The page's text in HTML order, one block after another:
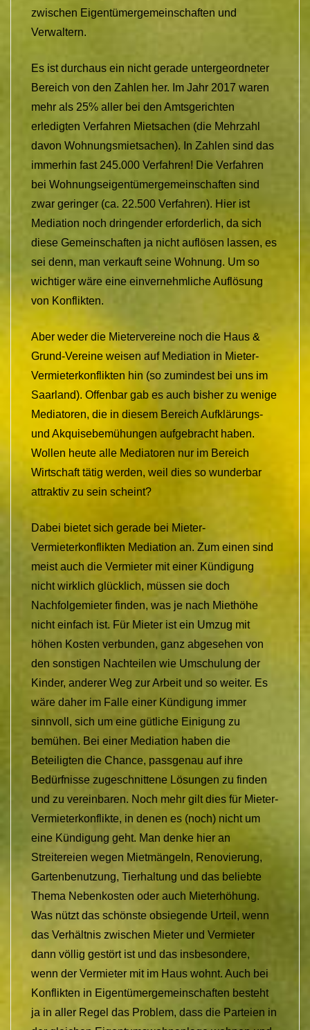
zwischen Eigentümergemeinschaften und
Verwaltern.
Es ist durchaus ein nicht gerade untergeordneter
Bereich von den Zahlen her. Im Jahr 2017 waren
mehr als 25% aller bei den Amtsgerichten
erledigten Verfahren Mietsachen (die Mehrzahl
davon Wohnungsmietsachen). In Zahlen sind das
immerhin fast 245.000 Verfahren! Die Verfahren
bei Wohnungseigentümergemeinschaften sind
zwar geringer (ca. 22.500 Verfahren). Hier ist
Mediation noch dringender erforderlich, da sich
diese Gemeinschaften ja nicht auflösen lassen, es
sei denn, man verkauft seine Wohnung. Um so
wichtiger wäre eine einvernehmliche Auflösung
von Konflikten.
Aber weder die Mietervereine noch die Haus &
Grund-Vereine weisen auf Mediation in Mieter-
Vermieterkonflikten hin (so zumindest bei uns im
Saarland). Offenbar gab es auch bisher zu wenige
Mediatoren, die in diesem Bereich Aufklärungs-
und Akquisebemühungen aufgebracht haben.
Wollen heute alle Mediatoren nur im Bereich
Wirtschaft tätig werden, weil dies so wunderbar
attraktiv zu sein scheint?
Dabei bietet sich gerade bei Mieter-
Vermieterkonflikten Mediation an. Zum einen sind
meist auch die Vermieter mit einer Kündigung
nicht wirklich glücklich, müssen sie doch
Nachfolgemieter finden, was je nach Miethöhe
nicht einfach ist. Für Mieter ist ein Umzug mit
höhen Kosten verbunden, ganz abgesehen von
den sonstigen Nachteilen wie Umschulung der
Kinder, anderer Weg zur Arbeit und so weiter. Es
wäre daher im Falle einer Kündigung immer
sinnvoll, sich um eine gütliche Einigung zu
bemühen. Bei einer Mediation haben die
Beteiligten die Chance, passgenau auf ihre
Bedürfnisse zugeschnittene Lösungen zu finden
und zu vereinbaren. Noch mehr gilt dies für Mieter-
Vermieterkonflikte, in denen es (noch) nicht um
eine Kündigung geht. Man denke hier an
Streitereien wegen Mietmängeln, Renovierung,
Gartenbenutzung, Tierhaltung und das beliebte
Thema Nebenkosten oder auch Mieterhöhung.
Was nützt das schönste obsiegende Urteil, wenn
das Verhältnis zwischen Mieter und Vermieter
dann völlig gestört ist und das insbesondere,
wenn der Vermieter mit im Haus wohnt. Auch bei
Konflikten in Eigentümergemeinschaften besteht
ja in aller Regel das Problem, dass die Parteien in